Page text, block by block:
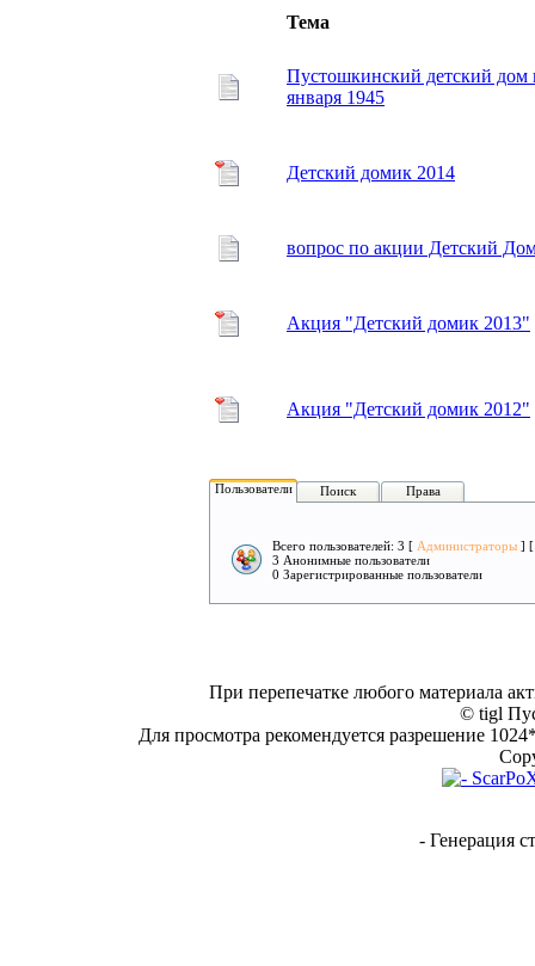
Тема
Пустошкинский детский дом
января 1945
Детский домик 2014
вопрос по акции Детский
Акция "Детский домик 2013"
Акция "Детский домик 2012"
Пользователи Поиск Права
Всего пользователей: 3 [ Администраторы ]
3 Анонимные пользователи
0 Зарегистрированные пользователи
При перепечатке любого материала
© tigl
Для просмотра рекомендуется разрешение
- Генерация